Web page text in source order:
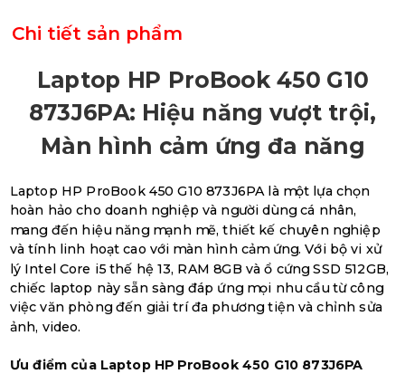
Chi tiết sản phẩm
Laptop HP ProBook 450 G10
873J6PA: Hiệu năng vượt trội,
Màn hình cảm ứng đa năng
Laptop HP ProBook 450 G10 873J6PA là một lựa chọn
hoàn hảo cho doanh nghiệp và người dùng cá nhân,
mang đến hiệu năng mạnh mẽ, thiết kế chuyên nghiệp
và tính linh hoạt cao với màn hình cảm ứng. Với bộ vi xử
lý Intel Core i5 thế hệ 13, RAM 8GB và ổ cứng SSD 512GB,
chiếc laptop này sẵn sàng đáp ứng mọi nhu cầu từ công
việc văn phòng đến giải trí đa phương tiện và chỉnh sửa
ảnh, video.
Ưu điểm của Laptop HP ProBook 450 G10 873J6PA